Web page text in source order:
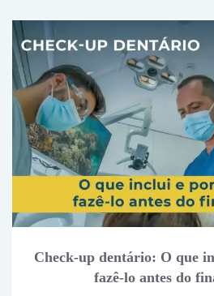
Check-up dentário: O que
fazê-lo antes do